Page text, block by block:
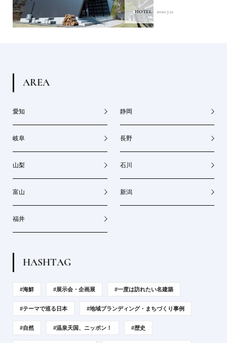
HOTEL 2020.7.21
AREA
愛知 静岡
岐阜 長野
山梨 石川
富山 新潟
福井
HASHTAG
#海鮮 #展示会・企画展 #一度は訪れたい名建築
#テーマで巡る日本 #地域ブランディング・まちづくり事例
#自然 #温泉天国、ニッポン！ #歴史